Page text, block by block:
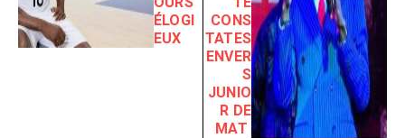
ÉLOGI
EUX
CONS
TATES
ENVER
S
JUNIO
R DE
MAT